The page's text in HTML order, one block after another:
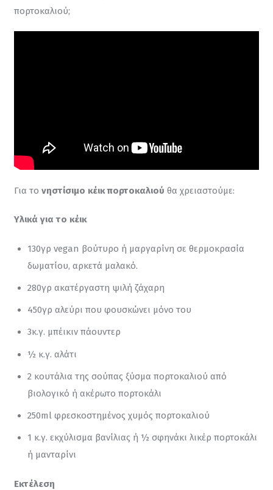
πορτοκαλιού;
Για το νηστίσιμο κέικ πορτοκαλιού θα χρειαστούμε:
Υλικά για τo κέικ
130γρ vegan βούτυρο ή μαργαρίνη σε θερμοκρασία
δωματίου, αρκετά μαλακό.
280γρ ακατέργαστη ψιλή ζάχαρη
450γρ αλεύρι που φουσκώνει μόνο του
3κ.γ. μπέικιν πάουντερ
½ κ.γ. αλάτι
2 κουτάλια της σούπας ξύσμα πορτοκαλιού από
βιολογικό ή ακέρωτο πορτοκάλι
250ml φρεσκοστημένος χυμός πορτοκαλιού
1 κ.γ. εκχύλισμα βανίλιας ή ½ σφηνάκι λικέρ πορτοκάλι
ή μανταρίνι
Εκτέλεση